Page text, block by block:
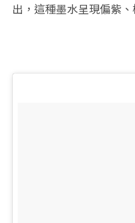
出，這種墨水呈現偏紫